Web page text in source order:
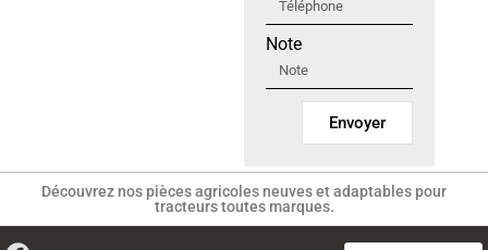
Note
Envoyer
Découvrez nos pièces agricoles neuves et adaptables pour
tracteurs toutes marques.